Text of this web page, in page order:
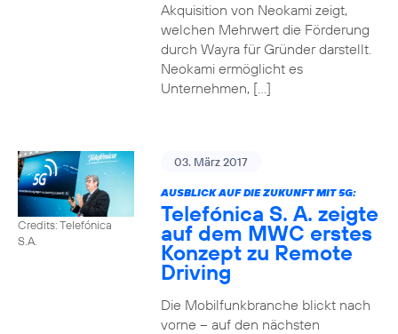
Akquisition von Neokami zeigt,
welchen Mehrwert die Förderung
durch Wayra für Gründer darstellt.
Neokami ermöglicht es
Unternehmen, […]
Credits: Telefónica
S.A.
03. März 2017
AUSBLICK AUF DIE ZUKUNFT MIT 5G:
Telefónica S. A. zeigte
auf dem MWC erstes
Konzept zu Remote
Driving
Die Mobilfunkbranche blickt nach
vorne – auf den nächsten